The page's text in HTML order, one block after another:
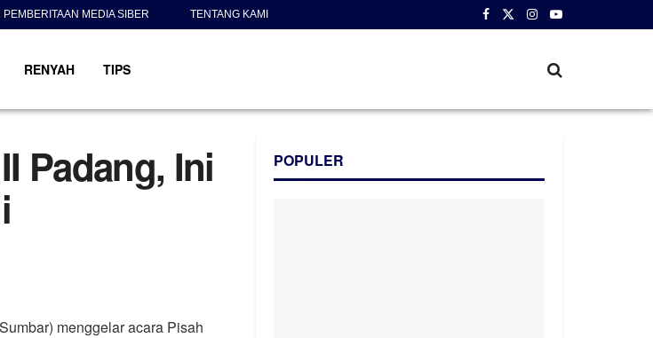
PEMBERITAAN MEDIA SIBER TENTANG KAMI
RENYAH TIPS
Padang, Ini
menggelar acara Pisah
POPULER